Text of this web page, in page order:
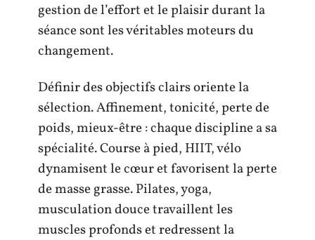
gestion de l’effort et le plaisir durant la
séance sont les véritables moteurs du
changement.
Définir des objectifs clairs oriente la
sélection. Affinement, tonicité, perte de
poids, mieux-être : chaque discipline a sa
spécialité. Course à pied, HIIT, vélo
dynamisent le cœur et favorisent la perte
de masse grasse. Pilates, yoga,
musculation douce travaillent les
muscles profonds et redressent la